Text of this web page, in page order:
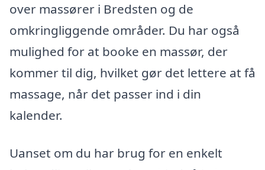
over massører i Bredsten og de
omkringliggende områder. Du har også
mulighed for at booke en massør, der
kommer til dig, hvilket gør det lettere at få
massage, når det passer ind i din
kalender.
Uanset om du har brug for en enkelt